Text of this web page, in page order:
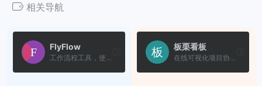
相关导航
FlyFlow
工作流程工具，使得用户能够...
板栗看板
在线可视化项目协作工具，让...